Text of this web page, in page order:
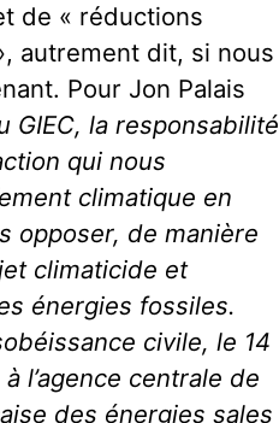
de « réductions
autrement dit, si nous
Pour Jon Palais
GIEC, la responsabilité
qui nous
climatique en
opposer, de manière
climaticide et
énergies fossiles.
civile, le 14
l’agence centrale de
des énergies sales